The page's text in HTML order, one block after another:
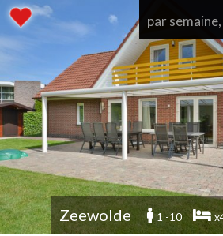
par
Zeewolde 1 -10